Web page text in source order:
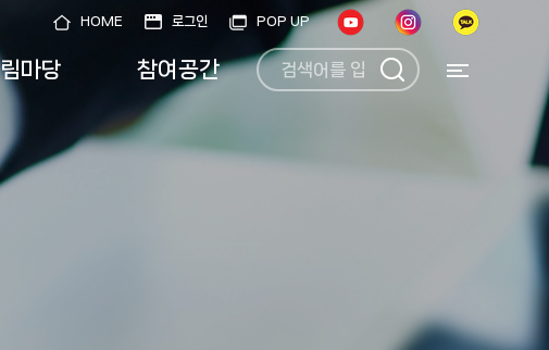
HOME 로그인 POP UP
마당 참여공간